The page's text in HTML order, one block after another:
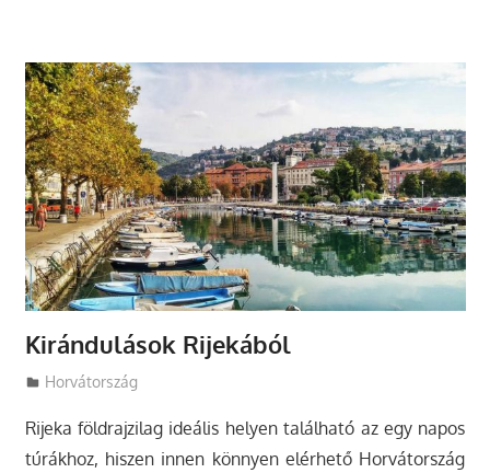
Kirándulások Rijekából
Utazasok.org
Horvátország
Rijeka földrajzilag ideális helyen található az egy napos
túrákhoz, hiszen innen könnyen elérhető Horvátország